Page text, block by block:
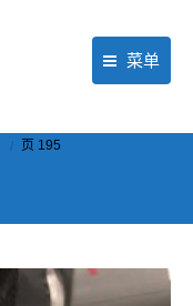
菜单
页 195